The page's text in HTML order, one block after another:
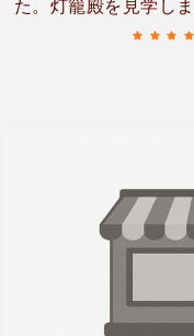
た。灯籠殿を見学しま